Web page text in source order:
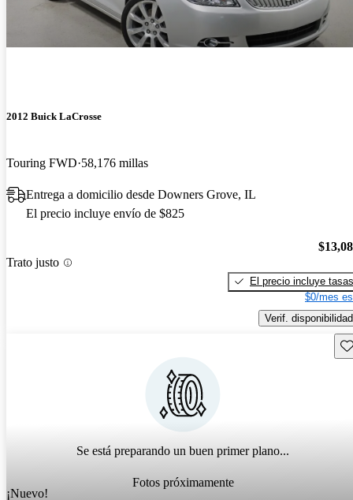
2012 Buick LaCrosse
Touring FWD 58,176 millas
Entrega a domicilio desde Downers Grove, IL
El precio incluye envío de $825
Trato justo
El precio incluye tasas
$0/mes
Verif. disponibilidad
Se está preparando un buen primer plano...
Fotos próximamente
¡Nuevo!